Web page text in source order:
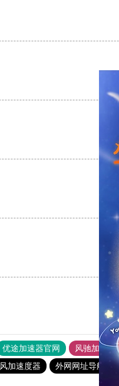
优途加速器官网 风驰加速器
加速度器 外网网址导航